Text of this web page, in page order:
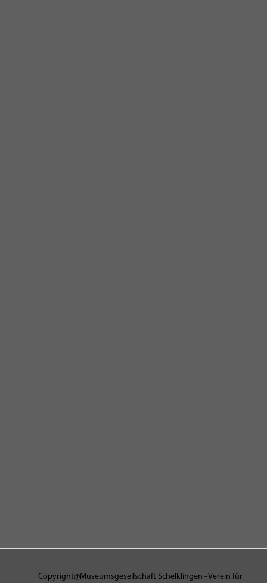
Copyright@Museumsgesellschaft Schelklingen - Verein für